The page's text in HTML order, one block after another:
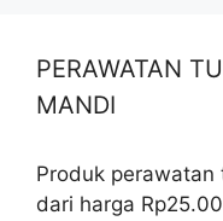
PERAWATAN
MANDI
Produk perawatan
dari harga